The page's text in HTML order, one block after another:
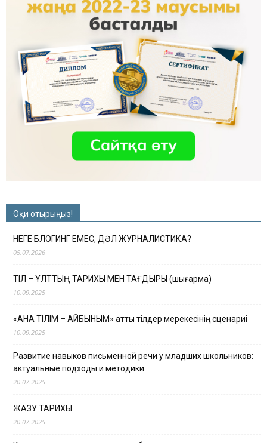
Оқи отырыңыз!
НЕГЕ БЛОГИНГ ЕМЕС, ДӘЛ ЖУРНАЛИСТИКА?
05.07.2026
ТІЛ – ҰЛТТЫҢ ТАРИХЫ МЕН ТАҒДЫРЫ (шығарма)
10.09.2025
«АНА ТІЛІМ – АЙБЫНЫМ» атты тілдер мерекесінің сценариі
10.09.2025
Развитие навыков письменной речи у младших школьников:
актуальные подходы и методики
20.07.2025
ЖАЗУ ТАРИХЫ
20.07.2025